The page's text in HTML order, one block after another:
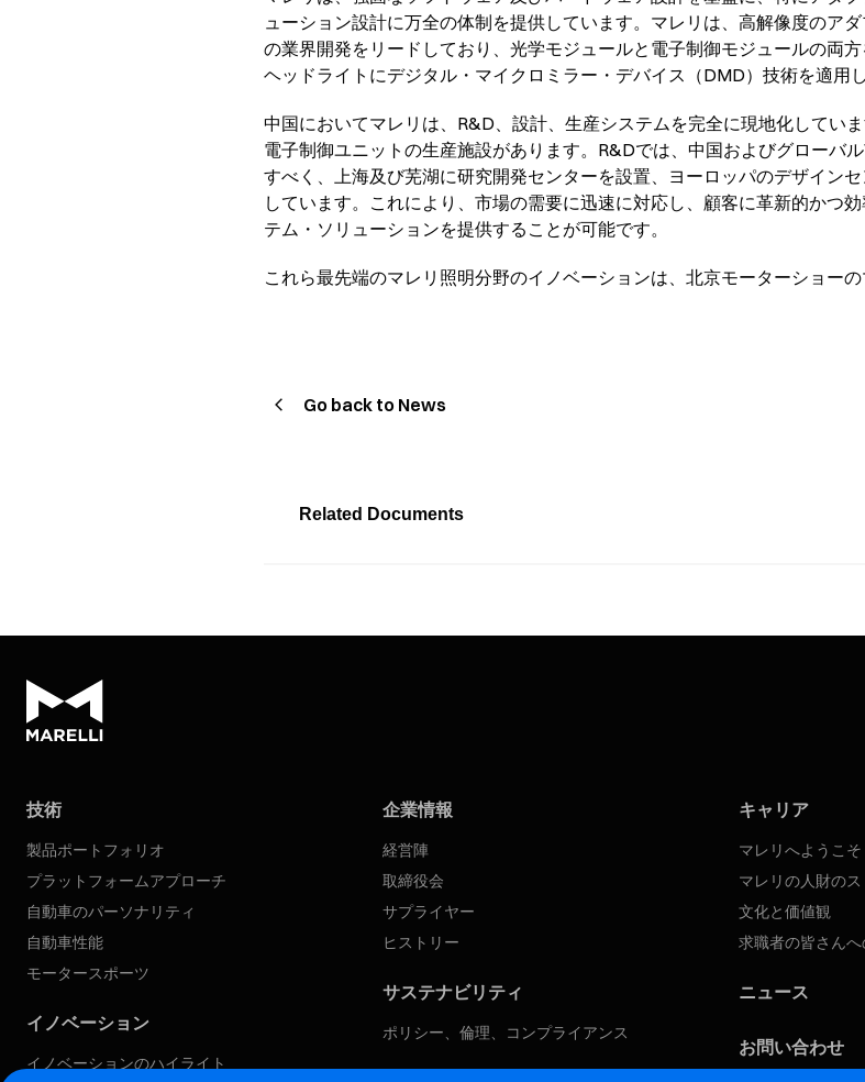
ューション設計に万全の体制を提供しています。マレリは、高解像度のア
の業界開発をリードしており、光学モジュールと電子制御モジュールの両
ヘッドライトにデジタル・マイクロミラー・デバイス（DMD）技術を適用
中国においてマレリは、R&D、設計、生産システムを完全に現地化してい
電子制御ユニットの生産施設があります。R&Dでは、中国およびグローバ
すべく、上海及び芜湖に研究開発センターを設置、ヨーロッパのデザイン
しています。これにより、市場の需要に迅速に対応し、顧客に革新的かつ
テム・ソリューションを提供することが可能です。
これら最先端のマレリ照明分野のイノベーションは、北京モーターショー
Go back to News
Related Documents
技術
製品ポートフォリオ
プラットフォームアプローチ
自動車のパーソナリティ
自動車性能
モータースポーツ
イノベーション
イノベーションのハイライト
企業情報
経営陣
取締役会
サプライヤー
ヒストリー
サステナビリティ
ポリシー、倫理、コンプライアンス
キャリア
マレリへようこそ
マレリの人財の
文化と価値観
求職者の皆さん
ニュース
お問い合わせ